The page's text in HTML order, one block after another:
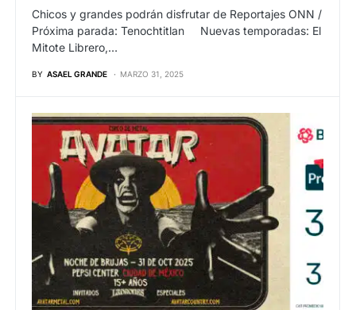
Chicos y grandes podrán disfrutar de Reportajes ONN /
Próxima parada: Tenochtitlan Nuevas temporadas: El
Mitote Librero,…
BY ASAEL GRANDE MARZO 31, 2025